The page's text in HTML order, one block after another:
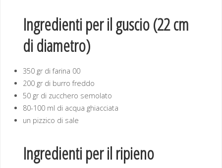
Ingredienti per il guscio(22 cm
di diametro)
350 gr di farina 00
200 gr di burro freddo
50 gr di zucchero semolato
80-100 ml di acqua ghiacciata
un pizzico di sale
Ingredienti per il ripieno